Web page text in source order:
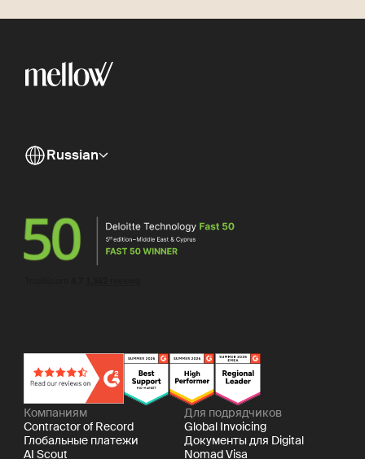
Russian
Компаниям
Contractor of Record
Глобальные платежи
AI Scout
Для подрядчиков
Global Invoicing
Документы для Digital
Nomad Visa